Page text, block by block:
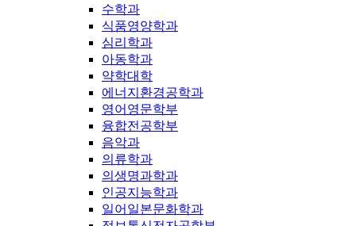
수학과
식품영양학과
심리학과
아동학과
약학대학
에너지환경공학과
영어영문학부
융합전공학부
음악과
의류학과
의생명과학과
인공지능학과
일어일본문화학과